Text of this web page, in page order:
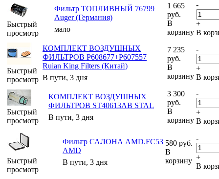
Быстрый
просмотр
Фильтр ТОПЛИВНЫЙ 76799
Auger (Германия)
мало
1 665
руб.
В
корзину
-
+
В
Быстрый
просмотр
КОМПЛЕКТ ВОЗДУШНЫХ
ФИЛЬТРОВ P608677+P607557
Ruian King Filters (Китай)
В пути, 3 дня
7 235
руб.
В
корзину
-
+
В
Быстрый
просмотр
КОМПЛЕКТ ВОЗДУШНЫХ
ФИЛЬТРОВ ST40613AB STAL
В пути, 3 дня
3 300
руб.
В
корзину
-
+
В
Быстрый
просмотр
Фильтр САЛОНА AMD.FC53
AMD
В пути, 3 дня
580 руб.
В
корзину
-
+
В